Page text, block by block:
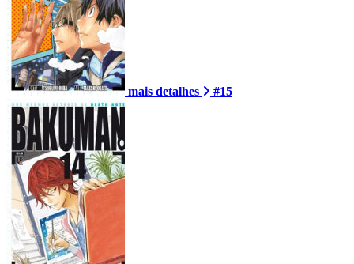
mais detalhes #15